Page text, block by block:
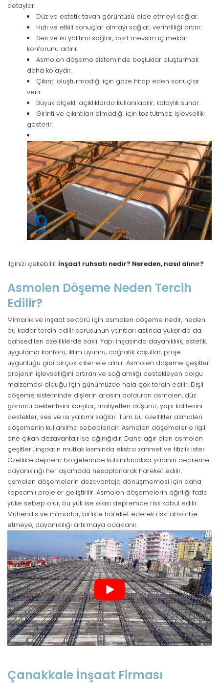
detaylar:
Düz ve estetik tavan görüntüsü elde etmeyi sağlar.
Hızlı ve etkili sonuçlar almayı sağlar, verimliliği artırır.
Ses ve ısı yalıtımı sağlar, dört mevsim iç mekân
konforunu artırır.
Asmolen döşeme sisteminde boşluklar oluşturmak
daha kolaydır.
Çıkıntı oluşturmadığı için göze hitap eden sonuçlar
verir.
Büyük ölçekli açıklıklarda kullanılabilir, kolaylık sunar.
Girinti ve çıkıntıları olmadığı için toz tutmaz, işlevsellik
gösterir.
İlginizi çekebilir: İnşaat ruhsatı nedir? Nereden, nasıl alınır?
Asmolen Döşeme Neden Tercih
Edilir?
Mimarlık ve inşaat sektörü için asmolen döşeme nedir, neden
bu kadar tercih edilir sorusunun yanıtları aslında yukarıda da
bahsedilen özelliklerde saklı. Yapı inşasında dayanıklılık, estetik,
uygulama konforu, iklim uyumu, coğrafik koşullar, proje
uygunluğu gibi birçok kriter ele alınır. Asmolen döşeme çeşitleri
projenin işlevselliğini artıran ve sağlamlığı destekleyen dolgu
malzemesi olduğu için günümüzde hala çok tercih edilir. Dişli
döşeme sisteminde dişlerin arasını dolduran asmolen, düz
görüntü beklentisini karşılar, maliyetleri düşürür, yapı kalitesini
destekler, ses ve ısı yalıtımı sağlar. Tüm bu özellikler asmolen
döşemenin kullanılma sebepleridir. Asmolen döşemelerle ilgili
öne çıkan dezavantajı ise ağırlığıdır. Daha ağır olan asmolen
çeşitleri, inşaatın mutfak kısmında ekstra zahmet ve titizlik ister.
Özellikle deprem bölgelerinde kullanılacaksa yapının depreme
dayanıklılığı her aşamada hesaplanarak hareket edilir,
asmolen döşemelerin dezavantaja dönüşmemesi için daha
kapsamlı projeler geliştirilir. Asmolen döşemelerin ağırlığı fazla
yüke sebep olur, bu yük ise olası depremde risk kabul edilir.
Mühendis ve mimarlar, birlikte hareket ederek riski absorbe
etmeye, dayanıklılığı artırmaya odaklanır.
Çanakkale İnşaat Firması